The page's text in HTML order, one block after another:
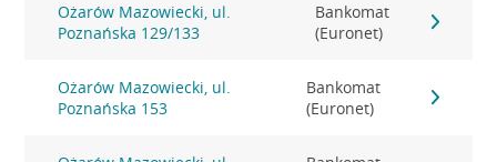
Ożarów Mazowiecki, ul.
Poznańska 129/133
Bankomat
(Euronet)
Ożarów Mazowiecki, ul.
Poznańska 153
Bankomat
(Euronet)